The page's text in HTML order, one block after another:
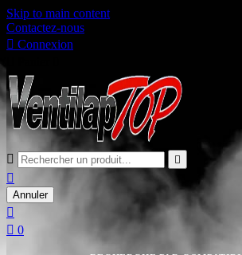
Skip to main content
Contactez-nous
 Connexion
 

Annuler

 0